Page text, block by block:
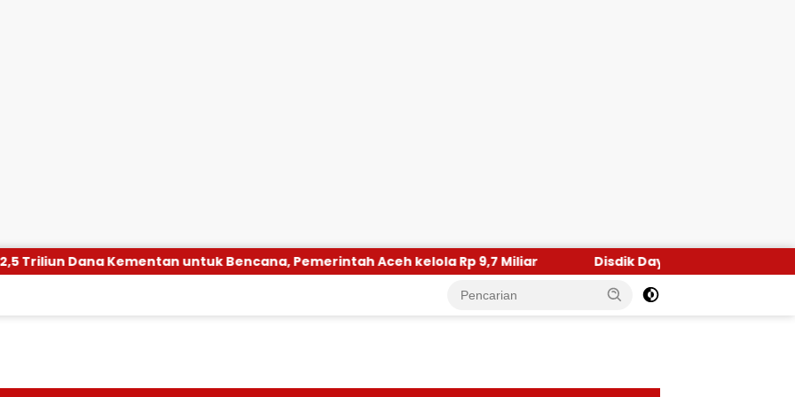
Bencana, Pemerintah Aceh kelola Rp 9,7 Miliar Disdik Dayah Aceh Utara Pelajari Program Beut Kitab Bak